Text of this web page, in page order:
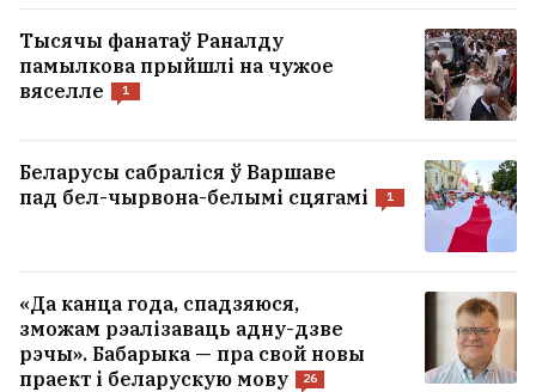
Тысячы фанатаў Раналду
памылкова прыйшлі на чужое
вяселле
1
Беларусы сабраліся ў Варшаве
пад бел-чырвона-белымі сцягамі
1
«Да канца года, спадзяюся,
зможам рэалізаваць адну-дзве
рэчы». Бабарыка — пра свой новы
праект і беларускую мову
26
Бяляцкі: Далучэнне да Еўрасаюза — гэта не
пытанне «хачу — не хачу», гэта пытанне
выжывання беларусаў як народа
У Іўі на фестывалі памідораў
прыгатавалі 9‑метровы бутэрброд
1